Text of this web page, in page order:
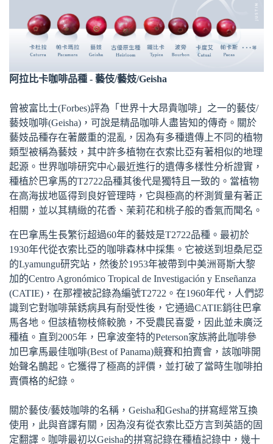
阿拉比卡咖啡品種 - 藝伎/藝妓/Geisha
曾被富比士(Forbes)評為「世界十大昂貴咖啡」之一的藝伎/
藝妓咖啡(Geisha)，可說是精品咖啡人盡皆知的傳奇。關於
藝妓品種存在著嚴重的混亂，因為有多種遺傳上不同的植物
類型被稱為藝妓，其中許多植物在衣索比亞有著相似的地理
起源。世界咖啡研究中心最近進行的遺傳多樣性分析證實，
種植於巴拿馬的T2722品種其後代是獨特且一致的。當植物
在高海拔地區得到良好管理時，它與極高的杯測質量有著正
相關，並以其精緻的花香、茉莉花和桃子般的香氣而聞名。
在巴拿馬生長繁衍超過60年的藝妓是T2722品種。最初於
1930年代從衣索比亞的咖啡森林中採集。它被送到坦桑尼亞
的Lyamungu研究站，然後於1953年被帶到中美洲哥斯大黎
加的Centro Agronómico Tropical de Investigación y Enseñanza
(CATIE)，在那裡被記錄為編號T2722。在1960年代，人們認
識到它對咖啡葉銹病具有耐受性後，它通過CATIE銷往巴拿
馬各地。但該植物枝條較脆，不受農民喜愛，因此並未廣泛
種植。直到2005年，巴拿波奎特的Peterson家族將此咖啡參
加巴拿馬最佳咖啡(Best of Panama)競賽和拍賣會，該咖啡開
始聲名鵲起。它獲得了極高的評價，並打破了當時生咖啡拍
賣價格的紀錄。
關於藝伎/藝妓咖啡的名稱，Geisha和Gesha的拼寫經常互換
使用，此與音譯有關，因為沒有從衣索比亞方言到英語的固
定翻譯。咖啡最初以Geisha的拼寫記錄在種植記錄中，幾十